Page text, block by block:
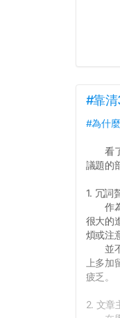
#靠
#為什
看了
議題的
1. 冗詞
作為
很大的
煩或注
並不
上多
疲乏。
2. 文章